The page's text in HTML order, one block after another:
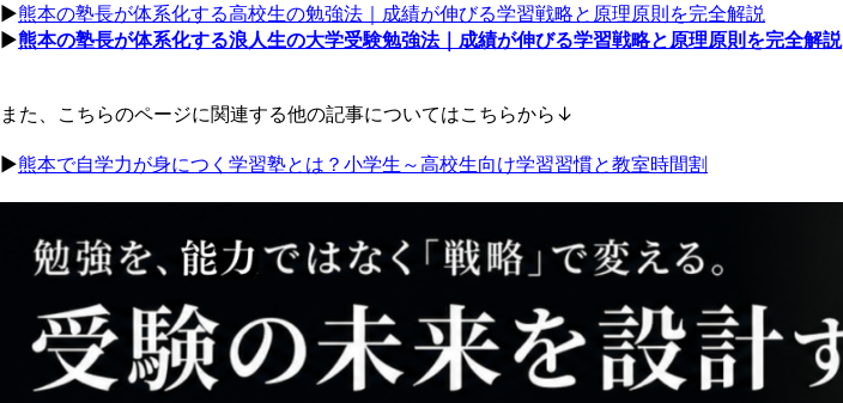
▶︎熊本の塾長が体系化する高校生の勉強法｜成績が伸びる学習戦略と原理原則を完全解説
▶︎熊本の塾長が体系化する浪人生の大学受験勉強法｜成績が伸びる学習戦略と原理原則を完全解説
また、こちらのページに関連する他の記事についてはこちらから↓
▶︎熊本で自学力が身につく学習塾とは？小学生～高校生向け学習習慣と教室時間割